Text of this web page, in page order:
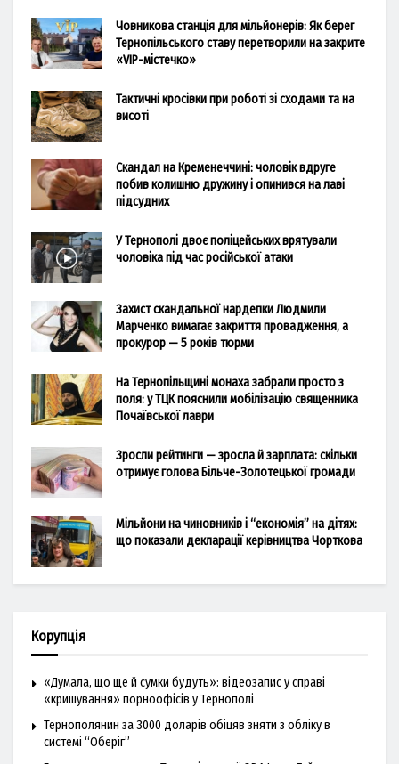
Човникова станція для мільйонерів: Як берег
Тернопільського ставу перетворили на закрите
«VIP-містечко»
Тактичні кросівки при роботі зі сходами та на
висоті
Скандал на Кременеччині: чоловік вдруге
побив колишню дружину і опинився на лаві
підсудних
У Тернополі двоє поліцейських врятували
чоловіка під час російської атаки
Захист скандальної нардепки Людмили
Марченко вимагає закриття провадження, а
прокурор — 5 років тюрми
На Тернопільщині монаха забрали просто з
поля: у ТЦК пояснили мобілізацію священника
Почаївської лаври
Зросли рейтинги — зросла й зарплата: скільки
отримує голова Більче-Золотецької громади
Мільйони на чиновників і “економія” на дітях:
що показали декларації керівництва Чорткова
Корупція
«Думала, що ще й сумки будуть»: відеозапис у справі
«кришування» порноофісів у Тернополі
Тернополянин за 3000 доларів обіцяв зняти з обліку в
системі “Оберіг”